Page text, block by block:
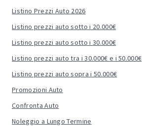
Listino Prezzi Auto 2026
Listino prezzi auto sotto i 20.000€
Listino prezzi auto sotto i 30.000€
Listino prezzi auto tra i 30.000€ e i 50.000€
Listino prezzi auto sopra i 50.000€
Promozioni Auto
Confronta Auto
Noleggio a Lungo Termine